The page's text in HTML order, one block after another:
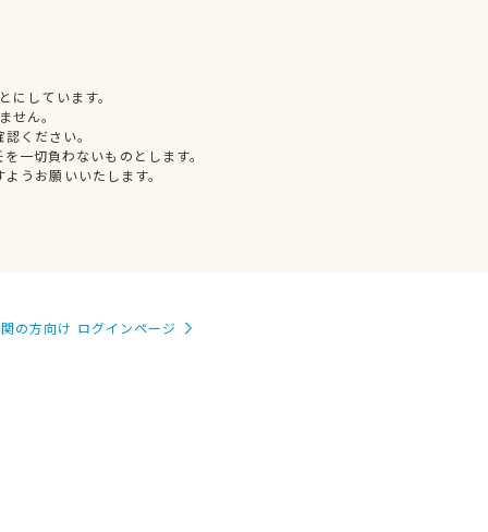
しています。
せん。
ください。
一切負わないものとします。
うお願いいたします。
の方向け ログインページ